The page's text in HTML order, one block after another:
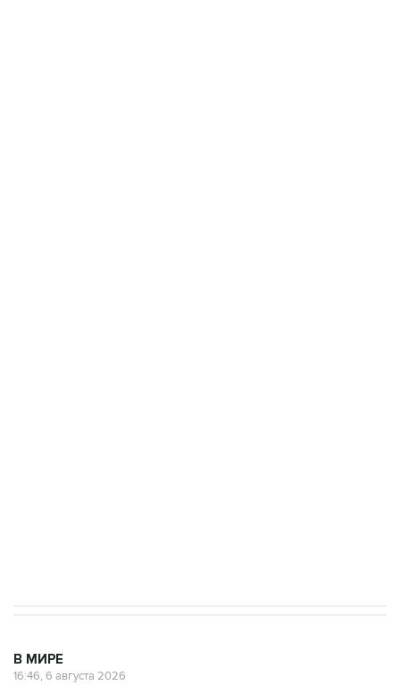
В МИРЕ
16:46, 6 августа 2026